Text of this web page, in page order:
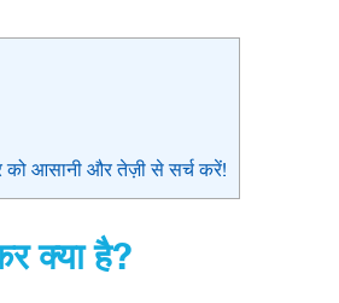
को आसानी और तेज़ी से सर्च करें!
क्या है?